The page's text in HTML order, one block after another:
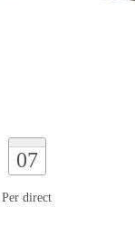
07
Per direct